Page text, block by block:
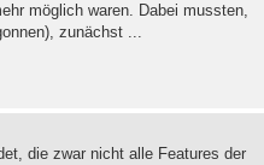
möglich waren. Dabei mussten,
zunächst ...
die zwar nicht alle Features der